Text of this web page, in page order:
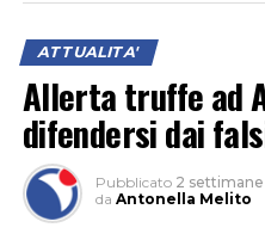
ATTUALITA'
Allerta truffe ad
difendersi dai
Pubblicato 2 settimane
da Antonella Melito